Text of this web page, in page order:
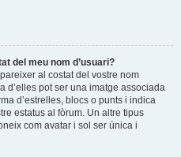
del meu nom d’usuari?
al costat del vostre nom
d’elles pot ser una imatge associada
d’estrelles, blocs o punts i indica
estatus al fòrum. Un altre tipus
com avatar i sol ser única i